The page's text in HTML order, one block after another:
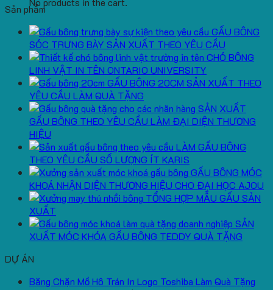
Sản phẩm
GẤU BÔNG
SÓC TRƯNG BÀY SẢN XUẤT THEO YÊU CẦU
CHÓ BÔNG
LINH VẬT IN TÊN ONTARIO UNIVERSITY
GẤU BÔNG 20CM SẢN XUẤT THEO
YÊU CẦU LÀM QUÀ TẶNG
SẢN XUẤT
GẤU BÔNG THEO YÊU CẦU LÀM ĐẠI DIỆN THƯƠNG
HIỆU
LÀM GẤU BÔNG
THEO YÊU CẦU SỐ LƯỢNG ÍT KARIS
GẤU BÔNG MÓC
KHOÁ NHẬN DIỆN THƯƠNG HIỆU CHO ĐẠI HỌC AJOU
TỔNG HỢP MẪU GẤU SẢN
XUẤT
SẢN
XUẤT MÓC KHÓA GẤU BÔNG TEDDY QUÀ TẶNG
DỰ ÁN
Băng Chặn Mồ Hô Trán In Logo Toshiba Làm Quà Tặng